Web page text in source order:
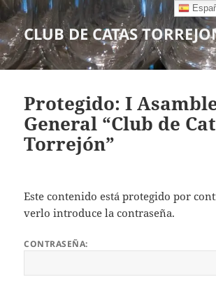
CLUB DE CATAS
Protegido: I
General “Club de
Torrejón”
Este contenido está protegido por
verlo introduce la contraseña.
CONTRASEÑA: